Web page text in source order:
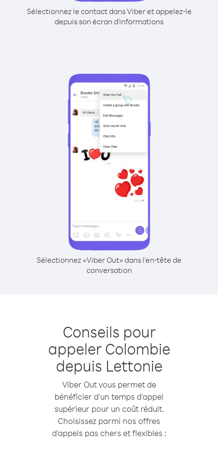
Sélectionnez le contact dans Viber et appelez-le
depuis son écran d'informations
Sélectionnez «Viber Out» dans l'en-tête de
conversation
Conseils pour
appeler Colombie
depuis Lettonie
Viber Out vous permet de
bénéficier d'un temps d'appel
supérieur pour un coût réduit.
Choisissez parmi nos offres
d'appels pas chers et flexibles :